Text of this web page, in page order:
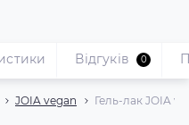
JOIA vegan Гель-лак JOIA
Відгуків 0